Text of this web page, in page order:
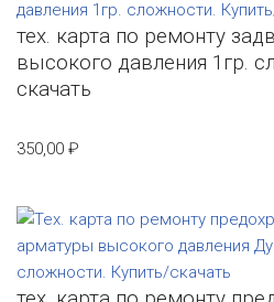
тех. карта по ремонту
высокого давления 1гр.
скачать
350,00 ₽